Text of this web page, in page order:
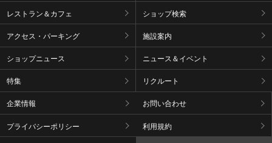
レストラン＆カフェ ショップ検索
アクセス・パーキング 施設案内
ショップニュース ニュース＆イベント
特集 リクルート
企業情報 お問い合わせ
プライバシーポリシー 利用規約